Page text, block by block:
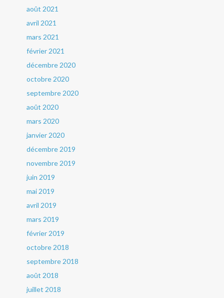
août 2021
avril 2021
mars 2021
février 2021
décembre 2020
octobre 2020
septembre 2020
août 2020
mars 2020
janvier 2020
décembre 2019
novembre 2019
juin 2019
mai 2019
avril 2019
mars 2019
février 2019
octobre 2018
septembre 2018
août 2018
juillet 2018